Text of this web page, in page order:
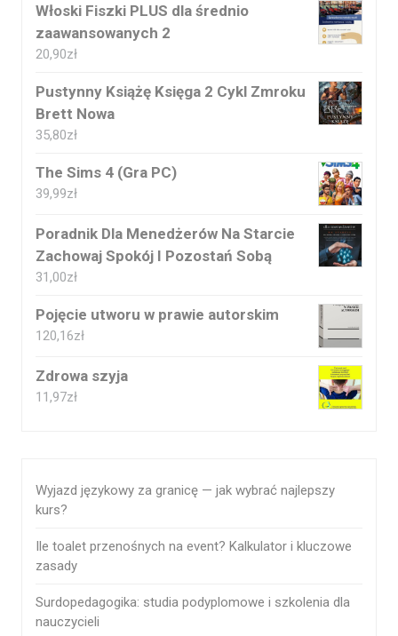
Włoski Fiszki PLUS dla średnio
zaawansowanych 2
20,90zł
Pustynny Książę Księga 2 Cykl Zmroku
Brett Nowa
35,80zł
The Sims 4 (Gra PC)
39,99zł
Poradnik Dla Menedżerów Na Starcie
Zachowaj Spokój I Pozostań Sobą
31,00zł
Pojęcie utworu w prawie autorskim
120,16zł
Zdrowa szyja
11,97zł
Wyjazd językowy za granicę — jak wybrać najlepszy
kurs?
Ile toalet przenośnych na event? Kalkulator i kluczowe
zasady
Surdopedagogika: studia podyplomowe i szkolenia dla
nauczycieli